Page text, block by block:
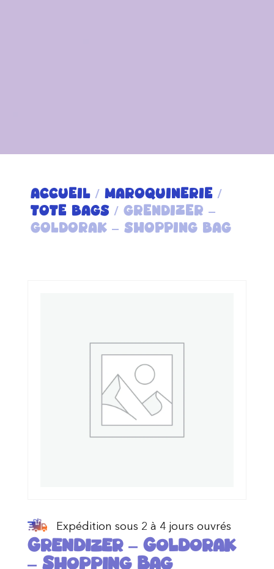
ACCUEIL/ MAROQUINERIE/
TOTE BAGS/ GRENDIZER –
GOLDORAK – SHOPPING BAG
Expédition sous 2 à 4 jours ouvrés
Grendizer – Goldorak
– Shopping Bag